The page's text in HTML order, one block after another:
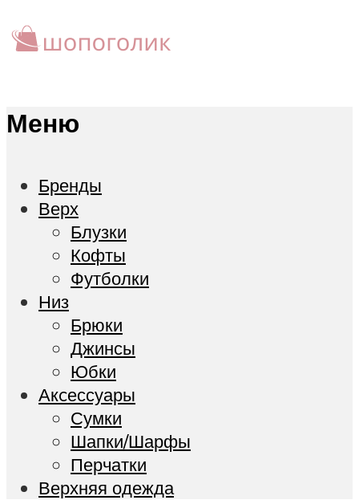
Меню
Бренды
Верх
Блузки
Кофты
Футболки
Низ
Брюки
Джинсы
Юбки
Акcессуары
Сумки
Шапки/Шарфы
Перчатки
Верхняя одежда